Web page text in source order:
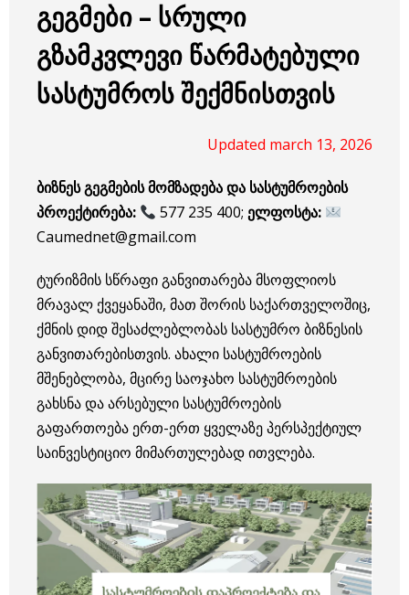
გეგმები – სრული
გზამკვლევი წარმატებული
სასტუმროს შექმნისთვის
Updated march 13, 2026
ბიზნეს გეგმების მომზადება და სასტუმროების
პროექტირება:
577 235 400;ელფოსტა:
Caumednet@gmail.com
ტურიზმის სწრაფი განვითარება მსოფლიოს
მრავალ ქვეყანაში, მათ შორის საქართველოშიც,
ქმნის დიდ შესაძლებლობას სასტუმრო ბიზნესის
განვითარებისთვის. ახალი სასტუმროების
მშენებლობა, მცირე საოჯახო სასტუმროების
გახსნა და არსებული სასტუმროების
გაფართოება ერთ-ერთ ყველაზე პერსპექტიულ
საინვესტიციო მიმართულებად ითვლება.